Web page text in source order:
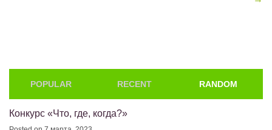
POPULAR RECENT RANDOM
Конкурс «Что, где, когда?»